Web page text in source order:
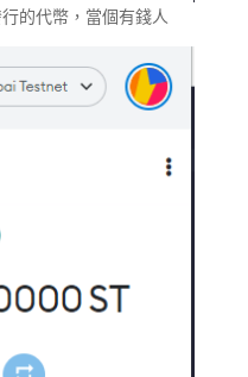
的代幣，當個有錢人